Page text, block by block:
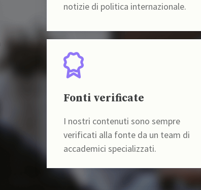
notizie di politica internazionale.
Fonti verificate
I nostri contenuti sono sempre
verificati alla fonte da un team di
accademici specializzati.